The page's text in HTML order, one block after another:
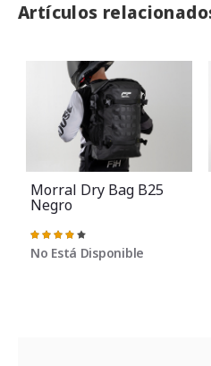
Artículos
Morral Dry Bag B25
Negro
Valoración:
78%
No Está Disponible